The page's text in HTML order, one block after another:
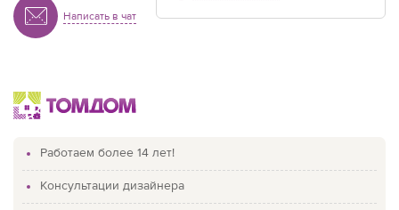
Написать в чат
Работаем более 14 лет!
Консультации дизайнера